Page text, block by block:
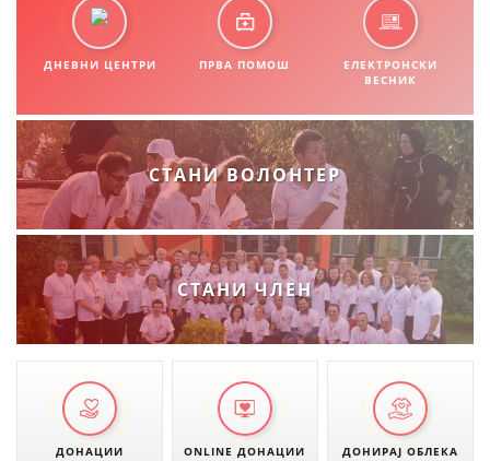
ДНЕВНИ ЦЕНТРИ ПРВА ПОМОШ
ЕЛЕКТРОНСКИ
ВЕСНИК
СТАНИ ВОЛОНТЕР
СТАНИ ЧЛЕН
ДОНАЦИИ ONLINE ДОНАЦИИ ДОНИРАЈ ОБЛЕКА